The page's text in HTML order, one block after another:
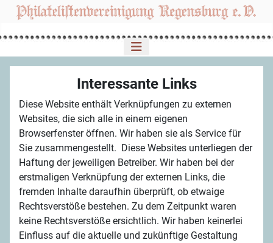
Interessante Links
Diese Website enthält Verknüpfungen zu externen
Websites, die sich alle in einem eigenen
Browserfenster öffnen. Wir haben sie als Service für
Sie zusammengestellt. Diese Websites unterliegen der
Haftung der jeweiligen Betreiber. Wir haben bei der
erstmaligen Verknüpfung der externen Links, die
fremden Inhalte daraufhin überprüft, ob etwaige
Rechtsverstöße bestehen. Zu dem Zeitpunkt waren
keine Rechtsverstöße ersichtlich. Wir haben keinerlei
Einfluss auf die aktuelle und zukünftige Gestaltung